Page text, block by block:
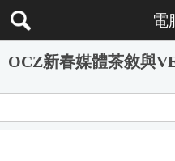
電
OCZ新春媒體茶敘與